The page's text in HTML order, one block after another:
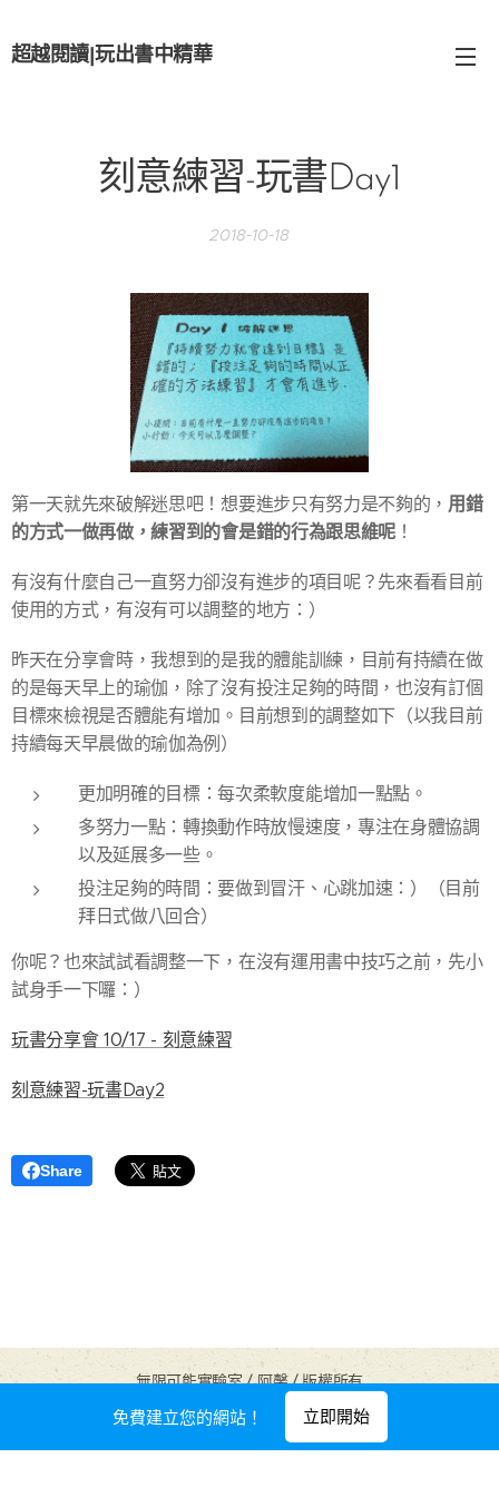
超越閱讀|玩出書中精華
刻意練習-玩書Day1
2018-10-18
第一天就先來破解迷思吧！想要進步只有努力是不夠的， 用錯
的方式一做再做，練習到的會是錯的行為跟思維呢！
有沒有什麼自己一直努力卻沒有進步的項目呢？先來看看目前
使用的方式，有沒有可以調整的地方：）
昨天在分享會時，我想到的是我的體能訓練，目前有持續在做
的是每天早上的瑜伽，除了沒有投注足夠的時間，也沒有訂個
目標來檢視是否體能有增加。目前想到的調整如下（以我目前
持續每天早晨做的瑜伽為例）
更加明確的目標：每次柔軟度能增加一點點。
多努力一點：轉換動作時放慢速度，專注在身體協調
以及延展多一些。
投注足夠的時間：要做到冒汗、心跳加速：）（目前
拜日式做八回合）
你呢？也來試試看調整一下，在沒有運用書中技巧之前，先小
試身手一下囉：）
玩書分享會 10/17 - 刻意練習
刻意練習-玩書Day2
Share
無限可能實驗室 / 阿馨 / 版權所有
由Webnode 提供技術支援
免費建立您的網站！ 立即開始